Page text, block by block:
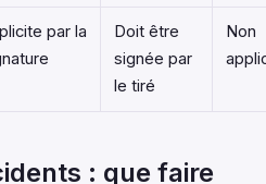
par la
Doit être
signée par
le tiré
Non
: que faire